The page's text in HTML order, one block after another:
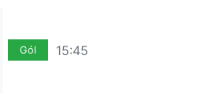
Gól 15:45